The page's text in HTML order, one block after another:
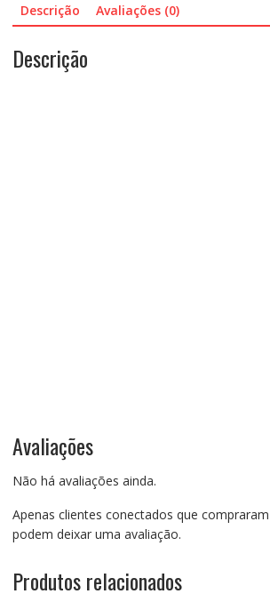
Descrição Avaliações (0)
Descrição
Avaliações
Não há avaliações ainda.
Apenas clientes conectados que
podem deixar uma avaliação.
Produtos relacionados